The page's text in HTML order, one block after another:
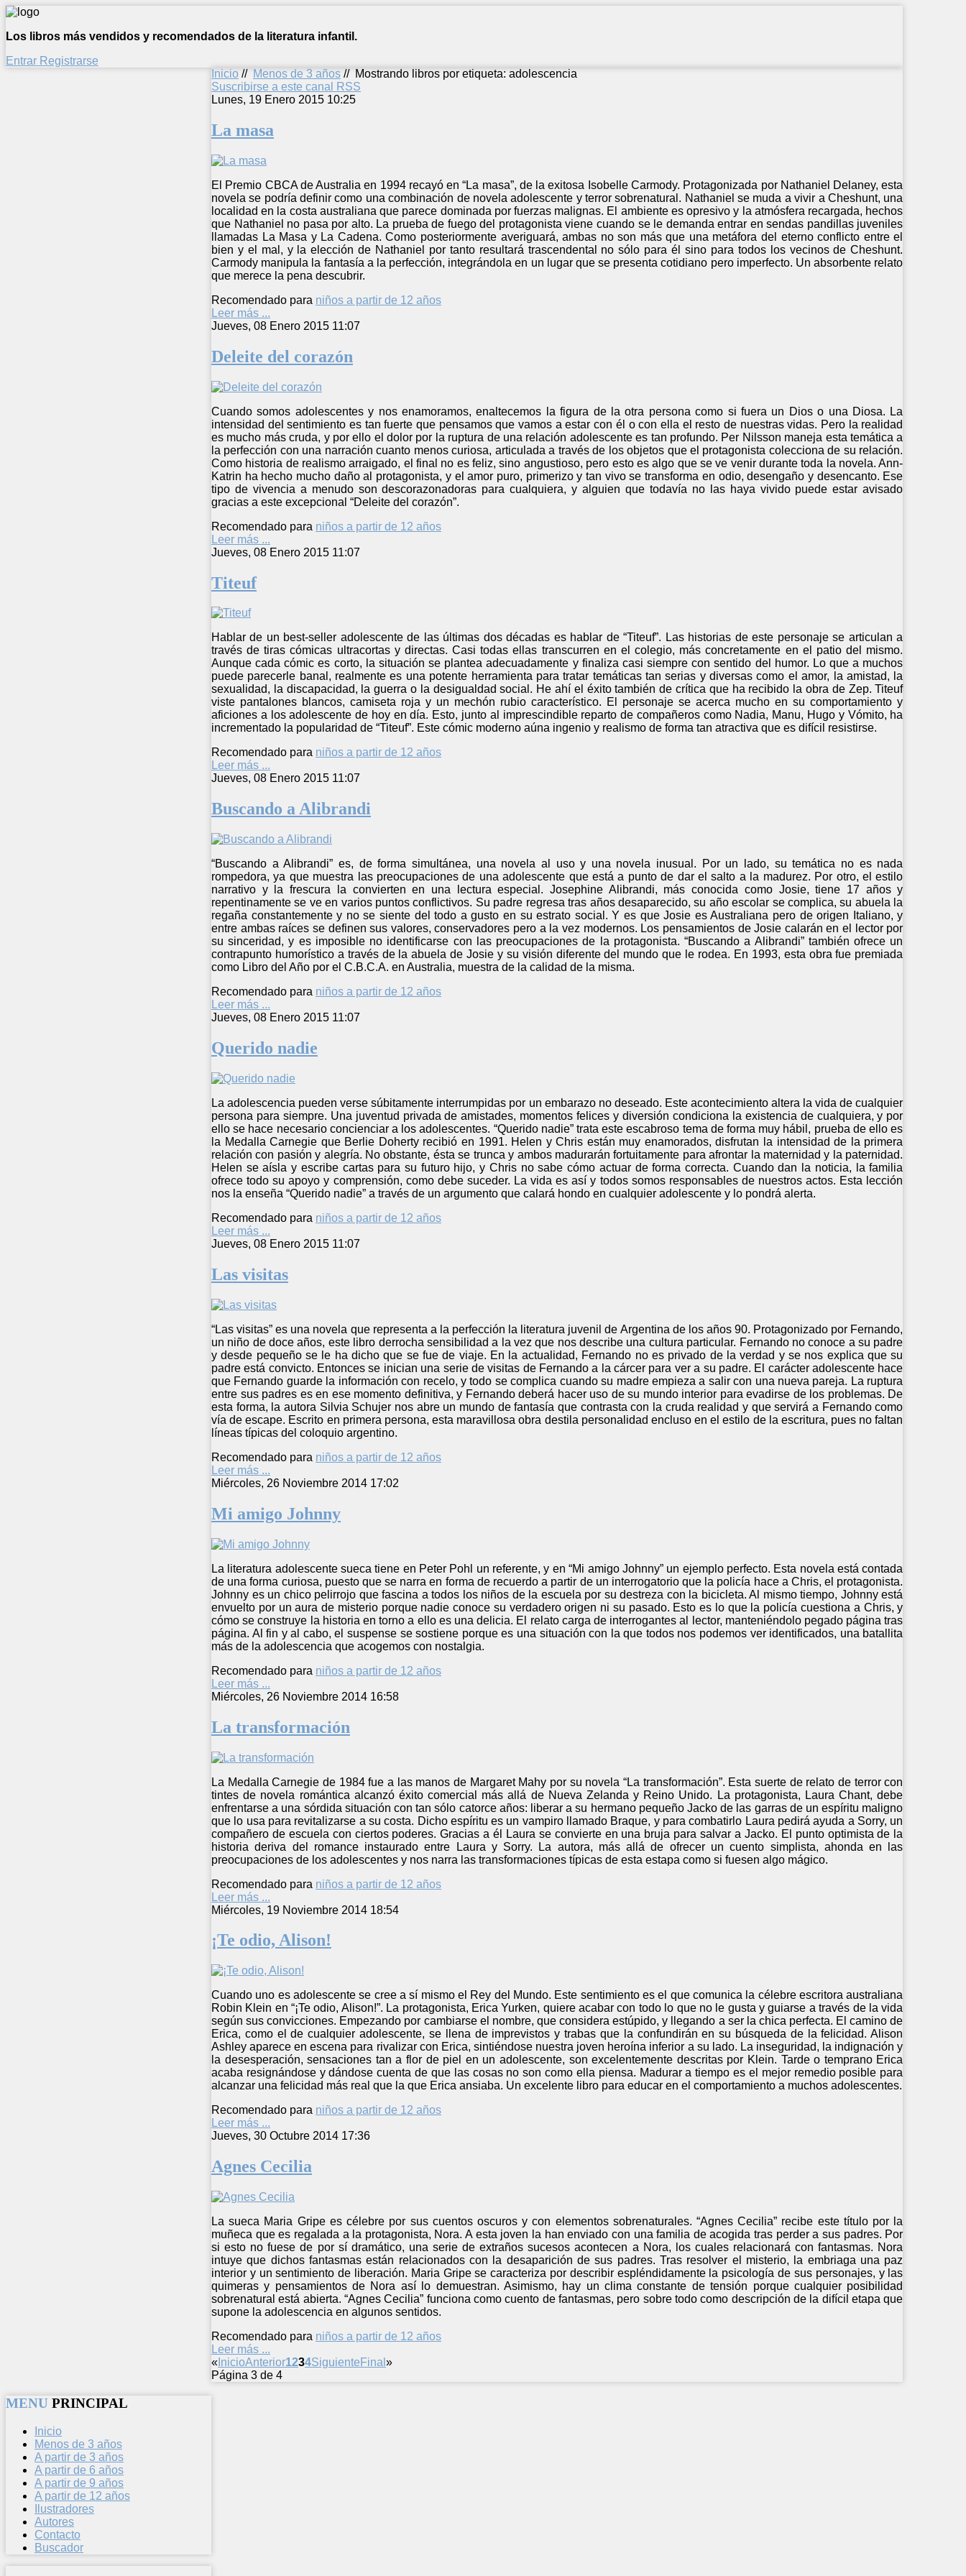
Los libros más vendidos y recomendados de la literatura infantil.
Entrar Registrarse
Inicio // Menos de 3 años // Mostrando libros por etiqueta: adolescencia
Suscribirse a este canal RSS
Lunes, 19 Enero 2015 10:25
La masa
El Premio CBCA de Australia en 1994 recayó en “La masa”, de la exitosa Isobelle Carmody. Protagonizada por Nathaniel Delaney, esta
novela se podría definir como una combinación de novela adolescente y terror sobrenatural. Nathaniel se muda a vivir a Cheshunt, una
localidad en la costa australiana que parece dominada por fuerzas malignas. El ambiente es opresivo y la atmósfera recargada, hechos
que Nathaniel no pasa por alto. La prueba de fuego del protagonista viene cuando se le demanda entrar en sendas pandillas juveniles
llamadas La Masa y La Cadena. Como posteriormente averiguará, ambas no son más que una metáfora del eterno conflicto entre el
bien y el mal, y la elección de Nathaniel por tanto resultará trascendental no sólo para él sino para todos los vecinos de Cheshunt.
Carmody manipula la fantasía a la perfección, integrándola en un lugar que se presenta cotidiano pero imperfecto. Un absorbente relato
que merece la pena descubrir.
Recomendado para niños a partir de 12 años
Leer más ...
Jueves, 08 Enero 2015 11:07
Deleite del corazón
Cuando somos adolescentes y nos enamoramos, enaltecemos la figura de la otra persona como si fuera un Dios o una Diosa. La
intensidad del sentimiento es tan fuerte que pensamos que vamos a estar con él o con ella el resto de nuestras vidas. Pero la realidad
es mucho más cruda, y por ello el dolor por la ruptura de una relación adolescente es tan profundo. Per Nilsson maneja esta temática a
la perfección con una narración cuanto menos curiosa, articulada a través de los objetos que el protagonista colecciona de su relación.
Como historia de realismo arraigado, el final no es feliz, sino angustioso, pero esto es algo que se ve venir durante toda la novela. Ann-
Katrin ha hecho mucho daño al protagonista, y el amor puro, primerizo y tan vivo se transforma en odio, desengaño y desencanto. Ese
tipo de vivencia a menudo son descorazonadoras para cualquiera, y alguien que todavía no las haya vivido puede estar avisado
gracias a este excepcional “Deleite del corazón”.
Recomendado para niños a partir de 12 años
Leer más ...
Jueves, 08 Enero 2015 11:07
Titeuf
Hablar de un best-seller adolescente de las últimas dos décadas es hablar de “Titeuf”. Las historias de este personaje se articulan a
través de tiras cómicas ultracortas y directas. Casi todas ellas transcurren en el colegio, más concretamente en el patio del mismo.
Aunque cada cómic es corto, la situación se plantea adecuadamente y finaliza casi siempre con sentido del humor. Lo que a muchos
puede parecerle banal, realmente es una potente herramienta para tratar temáticas tan serias y diversas como el amor, la amistad, la
sexualidad, la discapacidad, la guerra o la desigualdad social. He ahí el éxito también de crítica que ha recibido la obra de Zep. Titeuf
viste pantalones blancos, camiseta roja y un mechón rubio característico. El personaje se acerca mucho en su comportamiento y
aficiones a los adolescente de hoy en día. Esto, junto al imprescindible reparto de compañeros como Nadia, Manu, Hugo y Vómito, ha
incrementado la popularidad de “Titeuf”. Este cómic moderno aúna ingenio y realismo de forma tan atractiva que es difícil resistirse.
Recomendado para niños a partir de 12 años
Leer más ...
Jueves, 08 Enero 2015 11:07
Buscando a Alibrandi
“Buscando a Alibrandi” es, de forma simultánea, una novela al uso y una novela inusual. Por un lado, su temática no es nada
rompedora, ya que muestra las preocupaciones de una adolescente que está a punto de dar el salto a la madurez. Por otro, el estilo
narrativo y la frescura la convierten en una lectura especial. Josephine Alibrandi, más conocida como Josie, tiene 17 años y
repentinamente se ve en varios puntos conflictivos. Su padre regresa tras años desaparecido, su año escolar se complica, su abuela la
regaña constantemente y no se siente del todo a gusto en su estrato social. Y es que Josie es Australiana pero de origen Italiano, y
entre ambas raíces se definen sus valores, conservadores pero a la vez modernos. Los pensamientos de Josie calarán en el lector por
su sinceridad, y es imposible no identificarse con las preocupaciones de la protagonista. “Buscando a Alibrandi” también ofrece un
contrapunto humorístico a través de la abuela de Josie y su visión diferente del mundo que le rodea. En 1993, esta obra fue premiada
como Libro del Año por el C.B.C.A. en Australia, muestra de la calidad de la misma.
Recomendado para niños a partir de 12 años
Leer más ...
Jueves, 08 Enero 2015 11:07
Querido nadie
La adolescencia pueden verse súbitamente interrumpidas por un embarazo no deseado. Este acontecimiento altera la vida de cualquier
persona para siempre. Una juventud privada de amistades, momentos felices y diversión condiciona la existencia de cualquiera, y por
ello se hace necesario concienciar a los adolescentes. “Querido nadie” trata este escabroso tema de forma muy hábil, prueba de ello es
la Medalla Carnegie que Berlie Doherty recibió en 1991. Helen y Chris están muy enamorados, disfrutan la intensidad de la primera
relación con pasión y alegría. No obstante, ésta se trunca y ambos madurarán fortuitamente para afrontar la maternidad y la paternidad.
Helen se aísla y escribe cartas para su futuro hijo, y Chris no sabe cómo actuar de forma correcta. Cuando dan la noticia, la familia
ofrece todo su apoyo y comprensión, como debe suceder. La vida es así y todos somos responsables de nuestros actos. Esta lección
nos la enseña “Querido nadie” a través de un argumento que calará hondo en cualquier adolescente y lo pondrá alerta.
Recomendado para niños a partir de 12 años
Leer más ...
Jueves, 08 Enero 2015 11:07
Las visitas
“Las visitas” es una novela que representa a la perfección la literatura juvenil de Argentina de los años 90. Protagonizado por Fernando,
un niño de doce años, este libro derrocha sensibilidad a la vez que nos describe una cultura particular. Fernando no conoce a su padre
y desde pequeño se le ha dicho que se fue de viaje. En la actualidad, Fernando no es privado de la verdad y se nos explica que su
padre está convicto. Entonces se inician una serie de visitas de Fernando a la cárcer para ver a su padre. El carácter adolescente hace
que Fernando guarde la información con recelo, y todo se complica cuando su madre empieza a salir con una nueva pareja. La ruptura
entre sus padres es en ese momento definitiva, y Fernando deberá hacer uso de su mundo interior para evadirse de los problemas. De
esta forma, la autora Silvia Schujer nos abre un mundo de fantasía que contrasta con la cruda realidad y que servirá a Fernando como
vía de escape. Escrito en primera persona, esta maravillosa obra destila personalidad encluso en el estilo de la escritura, pues no faltan
líneas típicas del coloquio argentino.
Recomendado para niños a partir de 12 años
Leer más ...
Miércoles, 26 Noviembre 2014 17:02
Mi amigo Johnny
La literatura adolescente sueca tiene en Peter Pohl un referente, y en “Mi amigo Johnny” un ejemplo perfecto. Esta novela está contada
de una forma curiosa, puesto que se narra en forma de recuerdo a partir de un interrogatorio que la policía hace a Chris, el protagonista.
Johnny es un chico pelirrojo que fascina a todos los niños de la escuela por su destreza con la bicicleta. Al mismo tiempo, Johnny está
envuelto por un aura de misterio porque nadie conoce su verdadero origen ni su pasado. Esto es lo que la policía cuestiona a Chris, y
cómo se construye la historia en torno a ello es una delicia. El relato carga de interrogantes al lector, manteniéndolo pegado página tras
página. Al fin y al cabo, el suspense se sostiene porque es una situación con la que todos nos podemos ver identificados, una batallita
más de la adolescencia que acogemos con nostalgia.
Recomendado para niños a partir de 12 años
Leer más ...
Miércoles, 26 Noviembre 2014 16:58
La transformación
La Medalla Carnegie de 1984 fue a las manos de Margaret Mahy por su novela “La transformación”. Esta suerte de relato de terror con
tintes de novela romántica alcanzó éxito comercial más allá de Nueva Zelanda y Reino Unido. La protagonista, Laura Chant, debe
enfrentarse a una sórdida situación con tan sólo catorce años: liberar a su hermano pequeño Jacko de las garras de un espíritu maligno
que lo usa para revitalizarse a su costa. Dicho espíritu es un vampiro llamado Braque, y para combatirlo Laura pedirá ayuda a Sorry, un
compañero de escuela con ciertos poderes. Gracias a él Laura se convierte en una bruja para salvar a Jacko. El punto optimista de la
historia deriva del romance instaurado entre Laura y Sorry. La autora, más allá de ofrecer un cuento simplista, ahonda en las
preocupaciones de los adolescentes y nos narra las transformaciones típicas de esta estapa como si fuesen algo mágico.
Recomendado para niños a partir de 12 años
Leer más ...
Miércoles, 19 Noviembre 2014 18:54
¡Te odio, Alison!
Cuando uno es adolescente se cree a sí mismo el Rey del Mundo. Este sentimiento es el que comunica la célebre escritora australiana
Robin Klein en “¡Te odio, Alison!”. La protagonista, Erica Yurken, quiere acabar con todo lo que no le gusta y guiarse a través de la vida
según sus convicciones. Empezando por cambiarse el nombre, que considera estúpido, y llegando a ser la chica perfecta. El camino de
Erica, como el de cualquier adolescente, se llena de imprevistos y trabas que la confundirán en su búsqueda de la felicidad. Alison
Ashley aparece en escena para rivalizar con Erica, sintiéndose nuestra joven heroína inferior a su lado. La inseguridad, la indignación y
la desesperación, sensaciones tan a flor de piel en un adolescente, son excelentemente descritas por Klein. Tarde o temprano Erica
acaba resignándose y dándose cuenta de que las cosas no son como ella piensa. Madurar a tiempo es el mejor remedio posible para
alcanzar una felicidad más real que la que Erica ansiaba. Un excelente libro para educar en el comportamiento a muchos adolescentes.
Recomendado para niños a partir de 12 años
Leer más ...
Jueves, 30 Octubre 2014 17:36
Agnes Cecilia
La sueca Maria Gripe es célebre por sus cuentos oscuros y con elementos sobrenaturales. “Agnes Cecilia” recibe este título por la
muñeca que es regalada a la protagonista, Nora. A esta joven la han enviado con una familia de acogida tras perder a sus padres. Por
si esto no fuese de por sí dramático, una serie de extraños sucesos acontecen a Nora, los cuales relacionará con fantasmas. Nora
intuye que dichos fantasmas están relacionados con la desaparición de sus padres. Tras resolver el misterio, la embriaga una paz
interior y un sentimiento de liberación. Maria Gripe se caracteriza por describir espléndidamente la psicología de sus personajes, y las
quimeras y pensamientos de Nora así lo demuestran. Asimismo, hay un clima constante de tensión porque cualquier posibilidad
sobrenatural está abierta. “Agnes Cecilia” funciona como cuento de fantasmas, pero sobre todo como descripción de la difícil etapa que
supone la adolescencia en algunos sentidos.
Recomendado para niños a partir de 12 años
Leer más ...
« InicioAnterior1234Siguiente Final »
Página 3 de 4
MENU PRINCIPAL
Inicio
Menos de 3 años
A partir de 3 años
A partir de 6 años
A partir de 9 años
A partir de 12 años
Ilustradores
Autores
Contacto
Buscador